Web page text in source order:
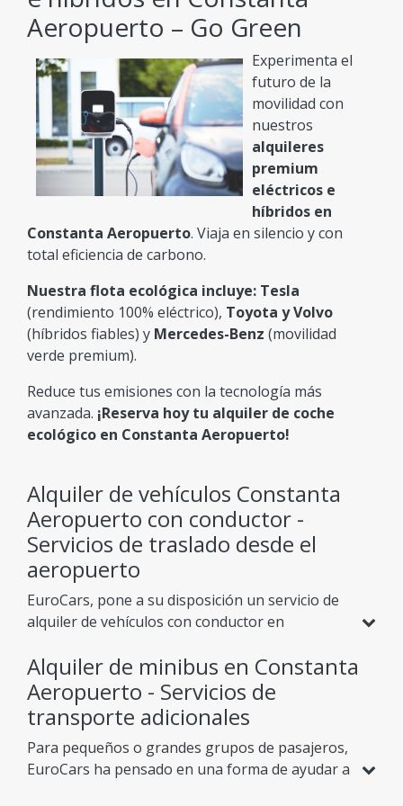
Aeropuerto – Go Green
Experimenta el
futuro de la
movilidad con
nuestros
alquileres
premium
eléctricos e
híbridos en
Constanta Aeropuerto. Viaja en silencio y con
total eficiencia de carbono.
Nuestra flota ecológica incluye: Tesla
(rendimiento 100% eléctrico), Toyota y Volvo
(híbridos fiables) y Mercedes-Benz (movilidad
verde premium).
Reduce tus emisiones con la tecnología más
avanzada. ¡Reserva hoy tu alquiler de coche
ecológico en Constanta Aeropuerto!
Alquiler de vehículos Constanta
Aeropuerto con conductor -
Servicios de traslado desde el
aeropuerto
EuroCars, pone a su disposición un servicio de
alquiler de vehículos con conductor en
chóferes privados expertos y profesionales,
donde la puntualidad y la discreción están
siempre aseguradas a un precio asequible.
Además de los servicios regulares de alquiler de
automóviles, también podemos ofrecer a
nuestros clientes varios servicios que les
Alquiler de minibus en Constanta
Aeropuerto - Servicios de
transporte adicionales
Para pequeños o grandes grupos de pasajeros,
EuroCars ha pensado en una forma de ayudar a